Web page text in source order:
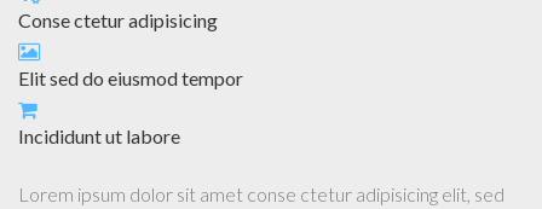
Conse ctetur adipisicing
Elit sed do eiusmod tempor
Incididunt ut labore
Lorem ipsum dolor sit amet conse ctetur adipisicing elit, sed